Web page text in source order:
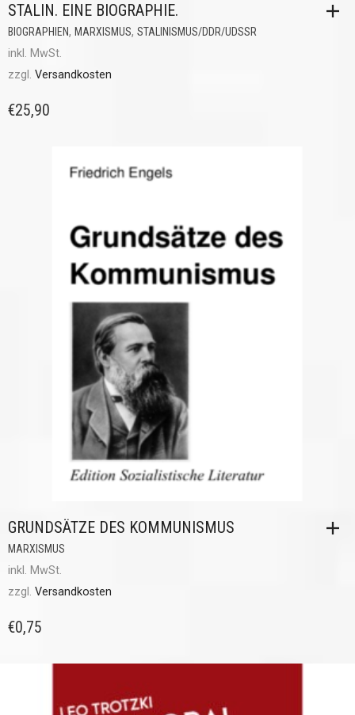
STALIN. EINE BIOGRAPHIE.
BIOGRAPHIEN, MARXISMUS, STALINISMUS/DDR/UDSSR
inkl. MwSt.
zzgl. Versandkosten
€25,90
GRUNDSÄTZE DES KOMMUNISMUS
MARXISMUS
inkl. MwSt.
zzgl. Versandkosten
€0,75